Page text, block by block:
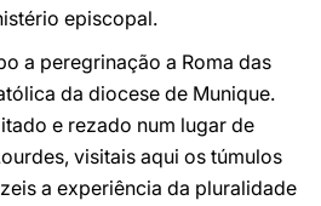
episcopal.
a peregrinação a Roma das
da diocese de Munique.
e rezado num lugar de
visitais aqui os túmulos
a experiência da pluralidade